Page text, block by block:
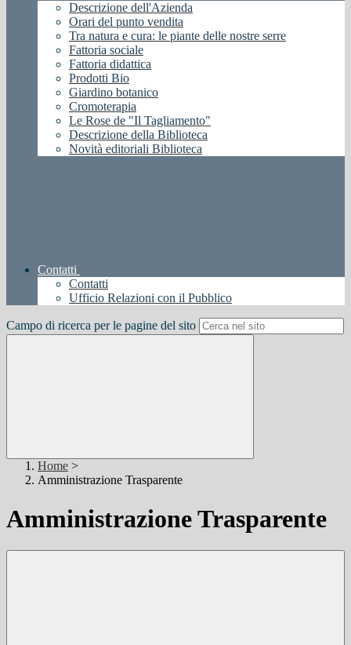
Descrizione dell'Azienda
Orari del punto vendita
Tra natura e cura: le piante delle nostre serre
Fattoria sociale
Fattoria didattica
Prodotti Bio
Giardino botanico
Cromoterapia
Le Rose de "Il Tagliamento"
Descrizione della Biblioteca
Novità editoriali Biblioteca
Contatti
Contatti
Ufficio Relazioni con il Pubblico
Campo di ricerca per le pagine del sito
Home >
Amministrazione Trasparente
Amministrazione Trasparente